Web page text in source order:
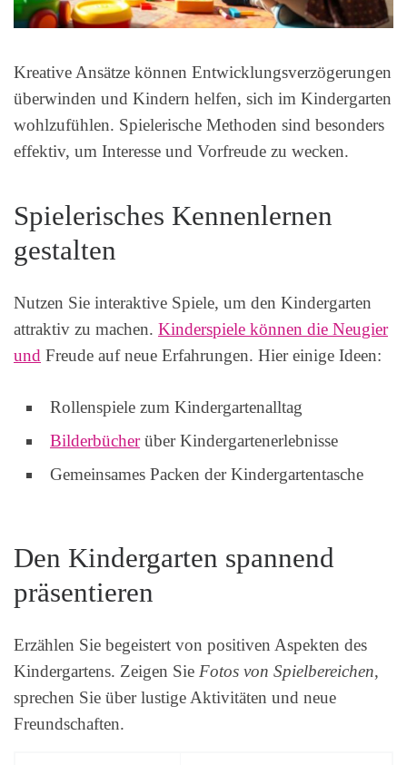
Kreative Ansätze können Entwicklungsverzögerungen
überwinden und Kindern helfen, sich im Kindergarten
wohlzufühlen. Spielerische Methoden sind besonders
effektiv, um Interesse und Vorfreude zu wecken.
Spielerisches Kennenlernen
gestalten
Nutzen Sie interaktive Spiele, um den Kindergarten
attraktiv zu machen. Kinderspiele können die Neugier
und Freude auf neue Erfahrungen. Hier einige Ideen:
Rollenspiele zum Kindergartenalltag
Bilderbücherüber Kindergartenerlebnisse
Gemeinsames Packen der Kindergartentasche
Den Kindergarten spannend
präsentieren
Erzählen Sie begeistert von positiven Aspekten des
Kindergartens. Zeigen Sie Fotos von Spielbereichen,
sprechen Sie über lustige Aktivitäten und neue
Freundschaften.